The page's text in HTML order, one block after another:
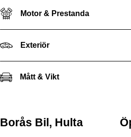
Motor & Prestanda
Exteriör
Mått & Vikt
Borås Bil, Hulta